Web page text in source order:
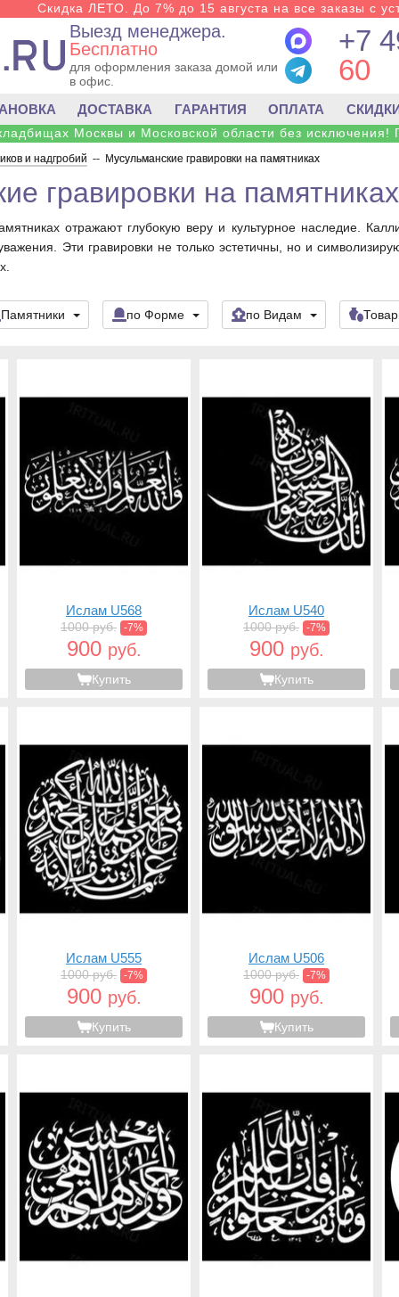
Скидка ЛЕТО. До 7% до 15 августа на все заказы с
Выезд менеджера.
Бесплатно
для оформления заказа домой или
в офис.
+7
60
ДОСТАВКА ГАРАНТИЯ ОПЛАТА
Москвы и Московской области без исключения!
и надгробий -- Мусульманские гравировки на памятниках
гравировки на памятниках
отражают глубокую веру и культурное наследие.
Эти гравировки не только эстетичны, но и
Памятники по Форме по Видам
Ислам U568
1000 руб. -7%
900 руб.
Купить
Ислам U540
1000 руб. -7%
900 руб.
Купить
Ислам U555
1000 руб. -7%
900 руб.
Купить
Ислам U506
1000 руб. -7%
900 руб.
Купить